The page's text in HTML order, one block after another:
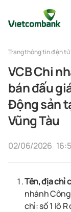
Trang thông tin điện tử
VCB Chi
bán đấu
Động sản
Vũng Tàu
02/06/2026
Tên, địa chỉ
nhánh
chỉ: số 1 lô